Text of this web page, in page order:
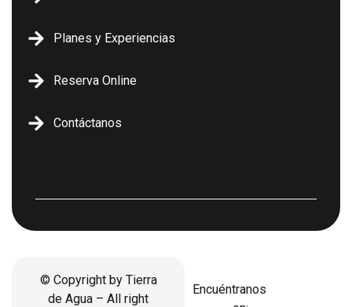
Planes y Experiencias
Reserva Online
Contáctanos
© Copyright by Tierra
de Agua – All right
Encuéntranos